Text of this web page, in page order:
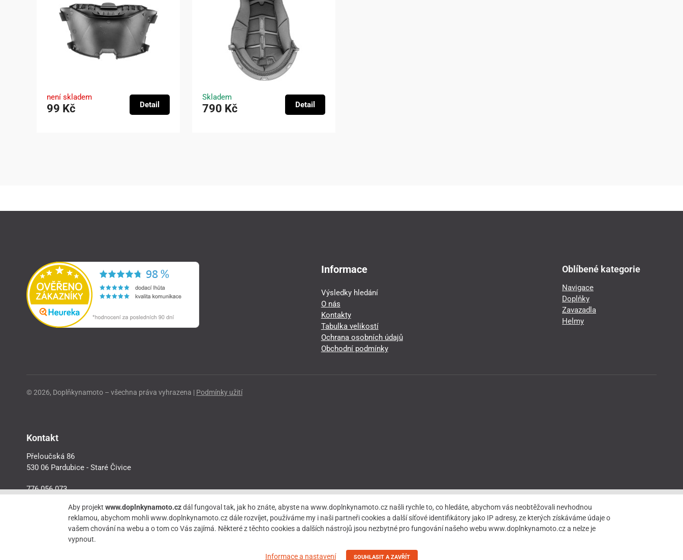
není skladem
99 Kč Detail
Skladem
790 Kč Detail
Informace
Výsledky hledání
O nás
Kontakty
Tabulka velikostí
Ochrana osobních údajů
Obchodní podmínky
Oblíbené kategorie
Navigace
Doplňky
Zavazadla
Helmy
© 2026, Doplňkynamoto – všechna práva vyhrazena | Podmínky užití
Kontakt
Přeloučská 86
530 06 Pardubice - Staré Čivice
776 056 073
Aby projektwww.doplnkynamoto.czdál fungoval tak, jak ho znáte, abyste na www.doplnkynamoto.cz našli rychle to, co hledáte, abychom vás neobtěžovali nevhodnou
reklamou, abychom mohli www.doplnkynamoto.cz dále rozvíjet, používáme my i naši partneři cookies a další síťové identifikátory jako IP adresy, ze kterých získáváme údaje o
vašem chování na webu a o tom co Vás zajímá. Některé z těchto cookies a dalších nástrojů jsou nezbytné pro fungování našeho webu www.doplnkynamoto.cz a nelze je
vypnout.
Informace a nastavení SOUHLASIT A ZAVŘÍT